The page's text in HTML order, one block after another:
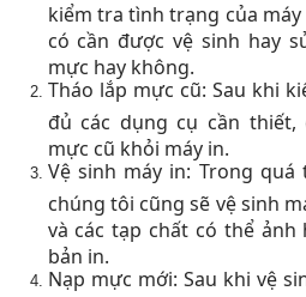
kiểm tra tình trạng của máy
có cần được vệ sinh hay
mực hay không.
Tháo lắp mực cũ: Sau khi
đủ các dụng cụ cần
mực cũ khỏi máy in.
Vệ sinh máy in: Trong
chúng tôi cũng sẽ vệ sinh
và các tạp chất có thể
bản in.
Nạp mực mới: Sau khi vệ